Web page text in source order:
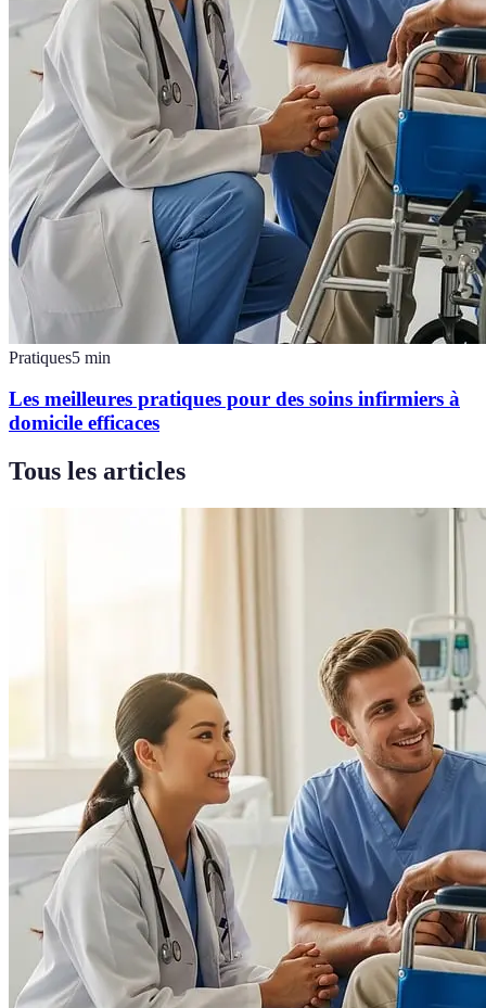
Pratiques5 min
Les meilleures pratiques pour des soins infirmiers à
domicile efficaces
Tous les articles